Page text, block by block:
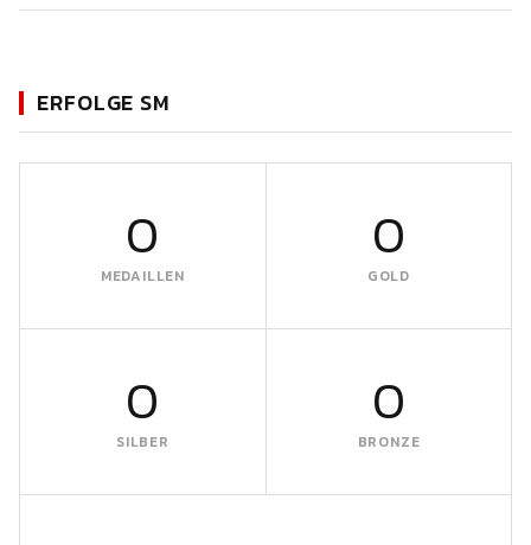
ERFOLGE SM
0
MEDAILLEN
0
GOLD
0
SILBER
0
BRONZE